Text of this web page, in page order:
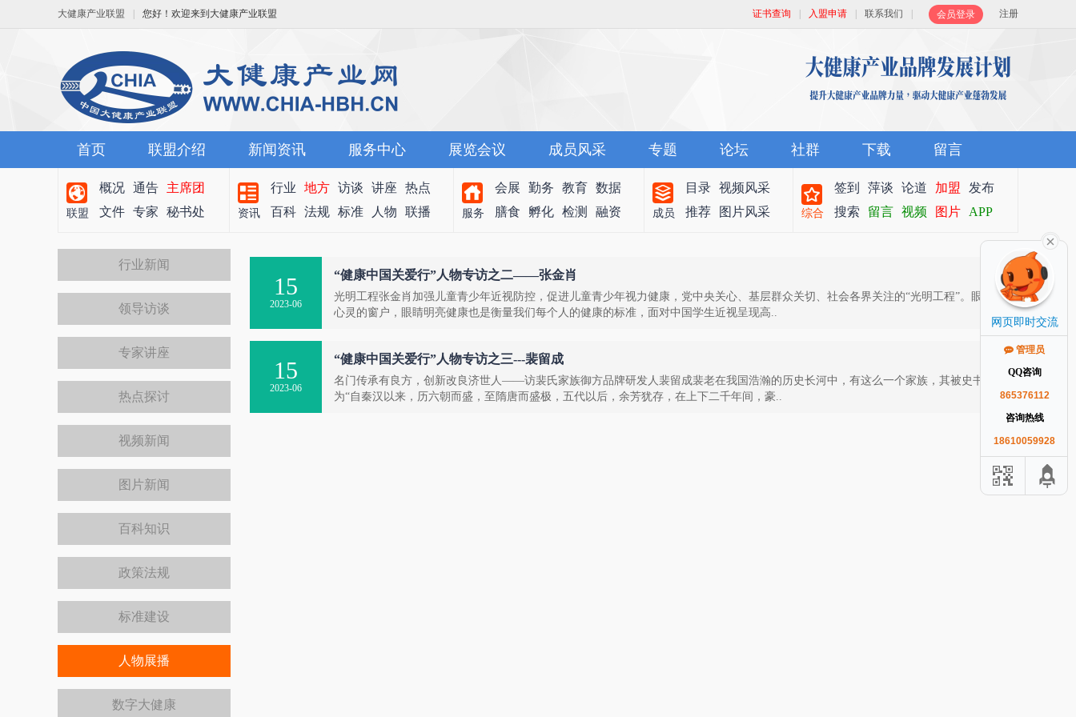
您好！欢迎来到大健康产业联盟
大健康产业联盟 会员登录 注册
证书查询 入盟申请 联系我们
首页 联盟介绍 新闻资讯 服务中心 展览会议 成员风采 专题 论坛 社群 下载 留言
联盟
概况 通告
主席团
文件 专家 秘书处 资讯
行业 地方 访谈 讲座
热点
百科 法规 标准 人物 联播 服务
会展 勤务 教育 数据
膳食
孵化 检测 融资 成员
目录 视频风采
推荐
图片风采 综合
签到 萍谈 论道 加盟
发布
搜索
留言 视频 图片 APP
行业新闻
领导访谈
专家讲座
热点探讨
视频新闻
图片新闻
百科知识
政策法规
标准建设
人物展播
数字大健康
15
2023-06
“健康中国关爱行”人物专访之二——张金肖
光明工程张金肖加强儿童青少年近视防控，促进儿童青少年视力健康，党中央关心、基层群众关切、社会各界关注的“光明工程”。眼睛是
心灵的窗户，眼睛明亮健康也是衡量我们每个人的健康的标准，面对中国学生近视呈现高..
15
2023-06
“健康中国关爱行”人物专访之三---裴留成
名门传承有良方，创新改良济世人——访裴氏家族御方品牌研发人裴留成裴老在我国浩瀚的历史长河中，有这么一个家族，其被史书评价
为“自秦汉以来，历六朝而盛，至隋唐而盛极，五代以后，余芳犹存，在上下二千年间，豪..
网页即时交流
管理员
QQ咨询
865376112
咨询热线
18610059928